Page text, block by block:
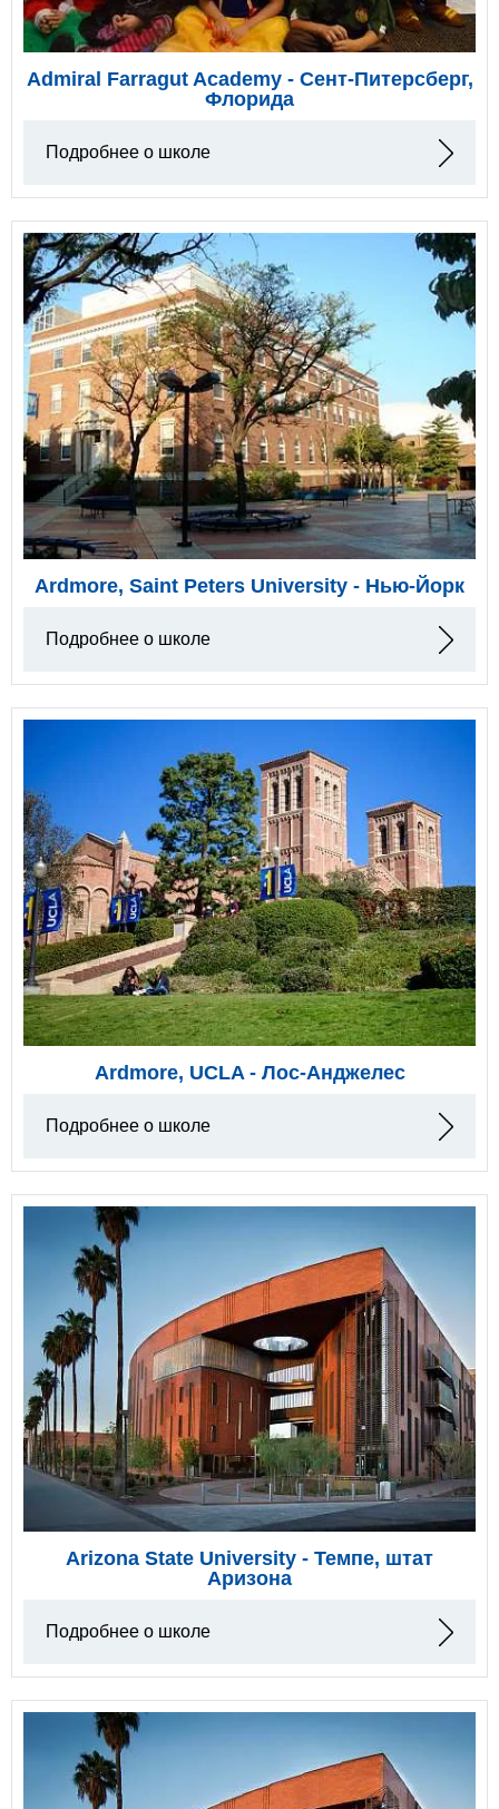
Admiral Farragut Academy - Сент-Питерсберг,
Флорида
Подробнее о школе
Ardmore, Saint Peters University - Нью-Йорк
Подробнее о школе
Ardmore, UCLA - Лос-Анджелес
Подробнее о школе
Arizona State University - Темпе, штат
Аризона
Подробнее о школе